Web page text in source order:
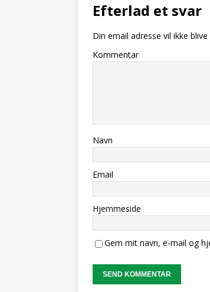
Efterlad et svar
Din email adresse vil ikke
Kommentar
Navn
Email
Hjemmeside
Gem mit navn, e-mail og